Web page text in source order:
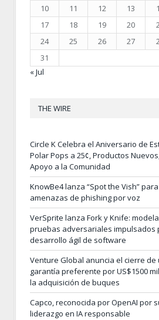
10
11 12 13
17
18 19 20
24
25 26 27
31
« Jul
THE WIRE
Circle K Celebra el Aniversario de
Polar Pops a 25¢, Productos
Apoyo a la Comunidad
KnowBe4 lanza “Spot the Vish”
amenazas de phishing por voz
VerSprite lanza Fork y Knife:
pruebas adversariales impulsados
desarrollo ágil de software
Venture Global anuncia el cierre de
garantía preferente por US$1500
la adquisición de buques
Capco, reconocida por OpenAI por
liderazgo en IA responsable